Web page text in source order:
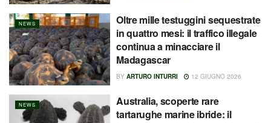
NEWS
Oltre mille testuggini sequestrate
in quattro mesi: il traffico illegale
continua a minacciare il
Madagascar
BY ARTURO INTURRI 12 GIUGNO 2026
NEWS
Australia, scoperte rare
tartarughe marine ibride: il